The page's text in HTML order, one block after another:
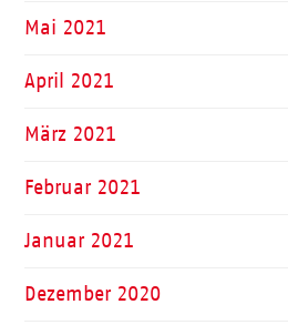
Mai 2021
April 2021
März 2021
Februar 2021
Januar 2021
Dezember 2020